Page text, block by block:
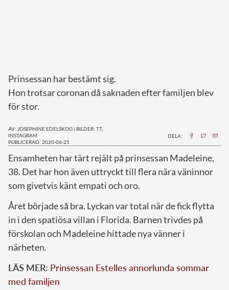
Prinsessan har bestämt sig.
Hon trotsar coronan då saknaden efter familjen blev
för stor.
AV: JOSEPHINE EDELSKOG | BILDER: TT,
INSTAGRAM
PUBLICERAD: 2020-06-25
DELA:
Ensamheten har tärt rejält på prinsessan Madeleine,
38. Det har hon även uttryckt till flera nära väninnor
som givetvis känt empati och oro.
Året började så bra. Lyckan var total när de fick flytta
in i den spatiösa villan i Florida. Barnen trivdes på
förskolan och Madeleine hittade nya vänner i
närheten.
LÄS MER: Prinsessan Estelles annorlunda sommar
med familjen